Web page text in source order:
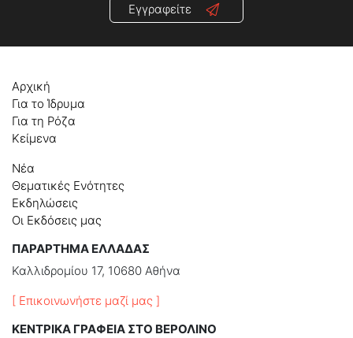
Εγγραφείτε
Αρχική
Για το Ίδρυμα
Για τη Ρόζα
Κείμενα
Νέα
Θεματικές Ενότητες
Εκδηλώσεις
Οι Εκδόσεις μας
ΠΑΡΑΡΤΗΜΑ ΕΛΛΑΔΑΣ
Καλλιδρομίου 17, 10680 Αθήνα
[ Επικοινωνήστε μαζί μας ]
ΚΕΝΤΡΙΚΑ ΓΡΑΦΕΙΑ ΣΤΟ ΒΕΡΟΛΙΝΟ